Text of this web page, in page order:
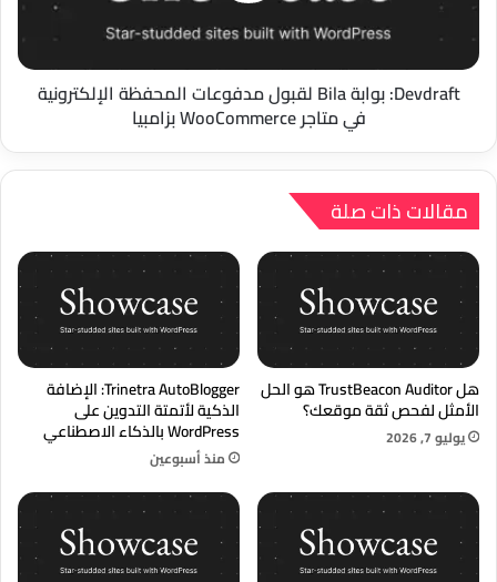
في
متاجر
WooCommerce
Devdraft: بوابة Bila لقبول مدفوعات المحفظة الإلكترونية
في متاجر WooCommerce بزامبيا
مقالات ذات صلة
هل TrustBeacon Auditor هو الحل
الأمثل لفحص ثقة موقعك؟
يوليو 7, 2026
Trinetra AutoBlogger: الإضافة
الذكية لأتمتة التدوين على
WordPress بالذكاء الاصطناعي
منذ أسبوعين